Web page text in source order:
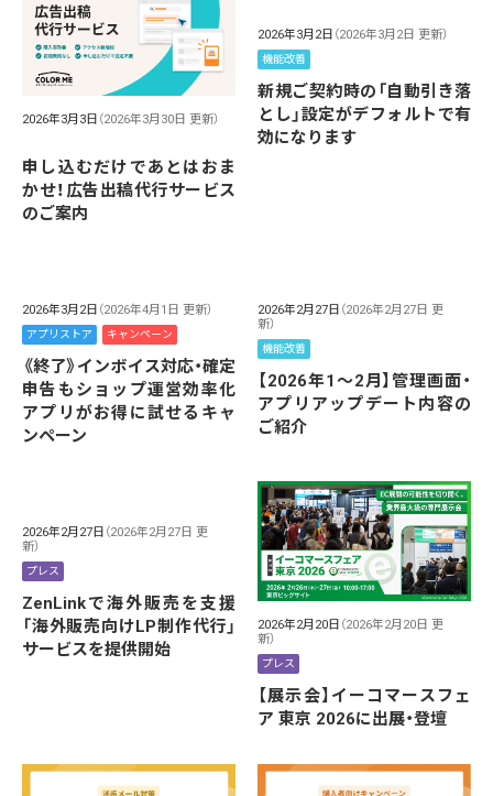
2026年3月3日 （2026年3月30日 更新）
申し込むだけであとはおま
かせ！広告出稿代行サービス
のご案内
2026年3月2日 （2026年3月2日 更新）
機能改善
新規ご契約時の「自動引き落
とし」設定がデフォルトで有
効になります
2026年3月2日 （2026年4月1日 更新）
アプリストア キャンペーン
《終了》インボイス対応・確定
申告もショップ運営効率化
アプリがお得に試せるキャ
ンペーン
2026年2月27日 （2026年2月27日 更
新）
機能改善
【2026年1～2月】管理画面・
アプリアップデート内容の
ご紹介
2026年2月27日 （2026年2月27日 更
新）
プレス
ZenLinkで海外販売を支援
「海外販売向けLP制作代行」
サービスを提供開始
2026年2月20日 （2026年2月20日 更
新）
プレス
【展示会】イーコマースフェ
ア 東京 2026に出展・登壇